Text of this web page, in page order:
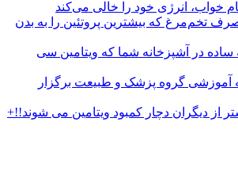
خواب، انرژی خود را خالی می‌کند
تخم‌مرغ که بیشترین پروتئین را به بدن
ساده در آشپزخانه شما که ویتامین سی
آموزشی گروه پزشک و طبیعت برگزار
از دیگران دچار کمبود ویتامین می شوند!!+